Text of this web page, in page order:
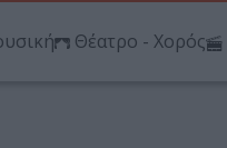
Θέατρο - Χορός